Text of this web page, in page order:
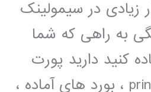
زیادی در سیمولینک
به راهی که شما
کنید دارید پورت
com ، پورت printer ، بورد های آماده ،